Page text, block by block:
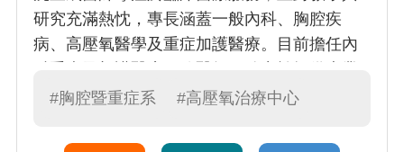
研究充滿熱忱，專長涵蓋一般內科、胸腔疾
病、高壓氧醫學及重症加護醫療。目前擔任內
且貼心的醫療服務，並推動相關領域的進步與
#胸腔暨重症系 #高壓氧治療中心